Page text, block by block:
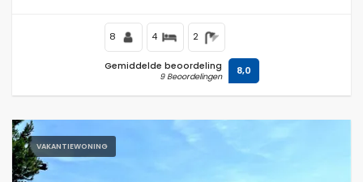
8 4 2
Gemiddelde beoordeling
9 Beoordelingen 8,0
VAKANTIEWONING